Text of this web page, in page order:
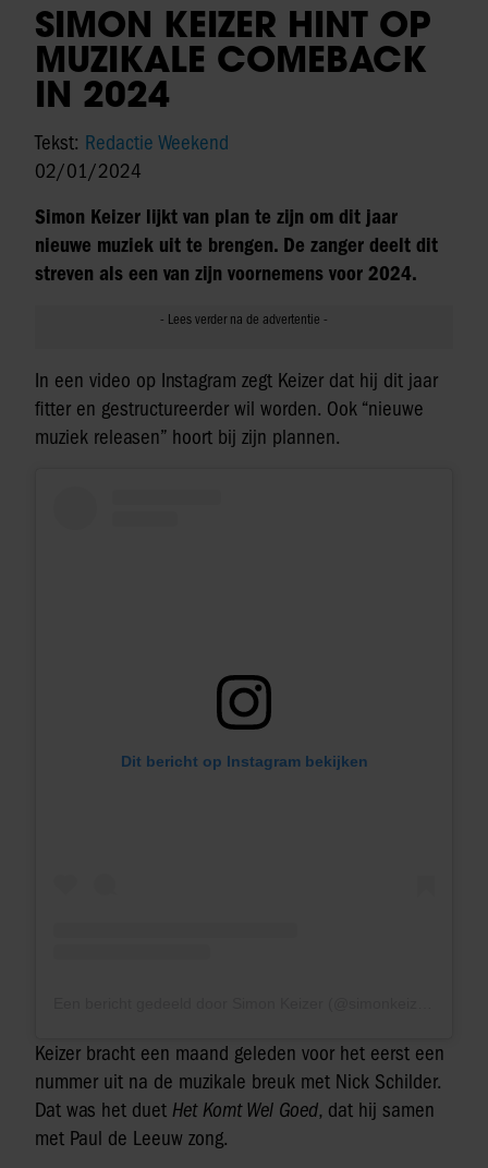
SIMON KEIZER HINT OP
MUZIKALE COMEBACK
IN 2024
Tekst: Redactie Weekend
02/01/2024
Simon Keizer lijkt van plan te zijn om dit jaar
nieuwe muziek uit te brengen. De zanger deelt dit
streven als een van zijn voornemens voor 2024.
In een video op Instagram zegt Keizer dat hij dit jaar
fitter en gestructureerder wil worden. Ook “nieuwe
muziek releasen” hoort bij zijn plannen.
Dit bericht op Instagram bekijken
Keizer bracht een maand geleden voor het eerst een
nummer uit na de muzikale breuk met Nick Schilder.
Dat was het duet Het Komt Wel Goed, dat hij samen
met Paul de Leeuw zong.